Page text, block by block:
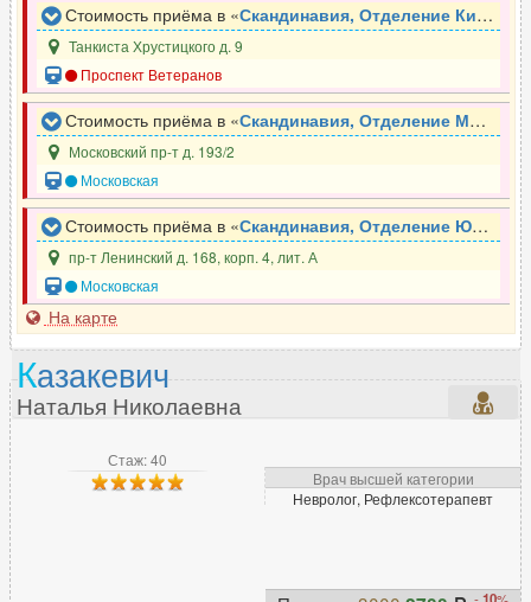
Стоимость приёма в «Скандинавия, Отделение Кировское
Танкиста Хрустицкого д. 9
Проспект Ветеранов
Стоимость приёма в «Скандинавия, Отделение Московское
Московский пр-т д. 193/2
Московская
Стоимость приёма в «Скандинавия, Отделение Южное »
пр-т Ленинский д. 168, корп. 4, лит. А
Московская
На карте
Стаж: 40
Врач высшей категории
Невролог, Рефлексотерапевт
Казакевич
Наталья Николаевна